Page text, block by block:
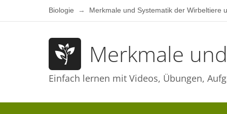
Biologie Merkmale und Systematik der Wirbeltiere
Merkmale
Einfach lernen mit Videos, Übungen,